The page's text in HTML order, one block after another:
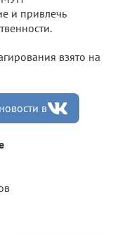
и привлечь
взято на
в